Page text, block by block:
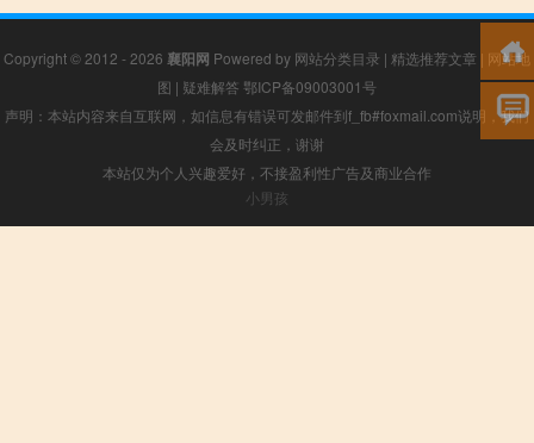
Copyright © 2012 - 2026 襄阳网 Powered by 网站分类目录 | 精选推荐文章 | 网站地
图 | 疑难解答 鄂ICP备09003001号
声明：本站内容来自互联网，如信息有错误可发邮件到f_fb#foxmail.com说明，我们
会及时纠正，谢谢
本站仅为个人兴趣爱好，不接盈利性广告及商业合作
小男孩